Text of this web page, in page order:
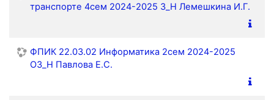
транспорте 4сем 2024-2025 З_Н Лемешкина И.Г.
ФПИК 22.03.02 Информатика 2сем 2024-2025
ОЗ_Н Павлова Е.С.